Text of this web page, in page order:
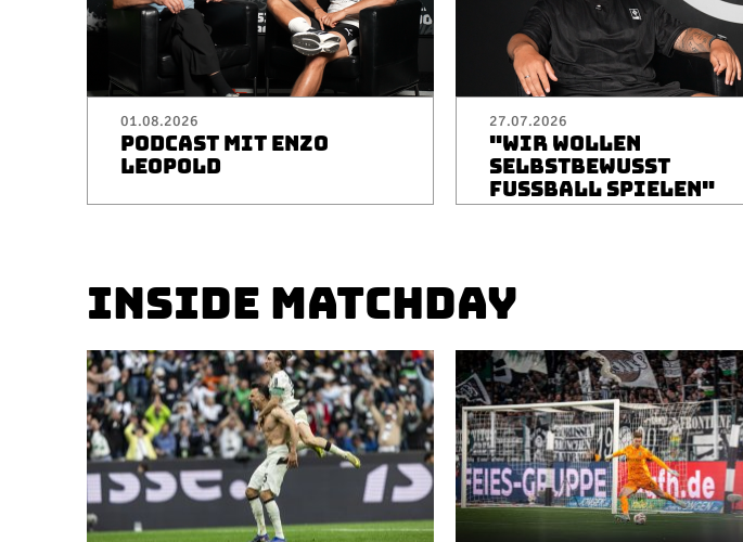
01.08.2026
PODCAST MIT ENZO
LEOPOLD
27.07.2026
"WIR WOLLEN
SELBSTBEWUSST
FUSSBALL SPIELEN"
INSIDE MATCHDAY